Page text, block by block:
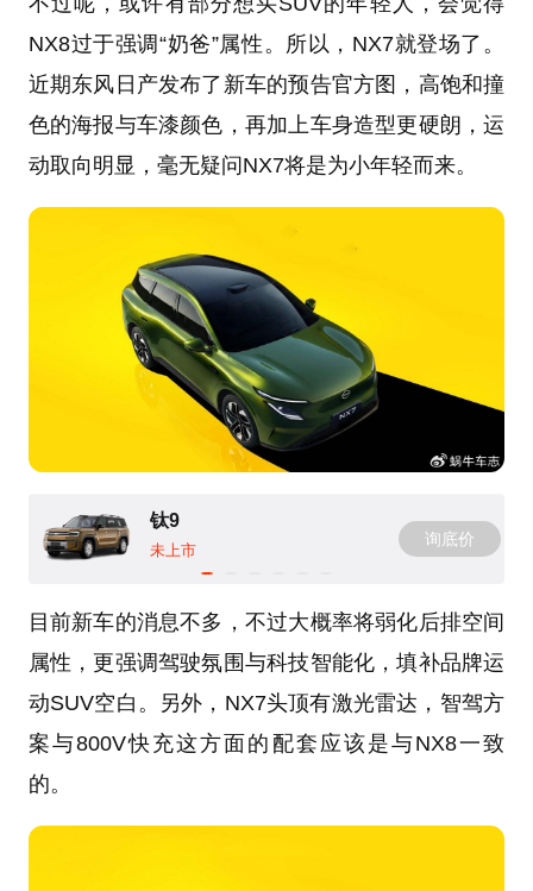
NX8过于强调“奶爸”属性。所以，NX7就登场了。
近期东风日产发布了新车的预告官方图，高饱和撞
色的海报与车漆颜色，再加上车身造型更硬朗，运
动取向明显，毫无疑问NX7将是为小年轻而来。
钛9
未上市
询底价
目前新车的消息不多，不过大概率将弱化后排空间
属性，更强调驾驶氛围与科技智能化，填补品牌运
动SUV空白。另外，NX7头顶有激光雷达，智驾方
案与800V快充这方面的配套应该是与NX8一致
的。